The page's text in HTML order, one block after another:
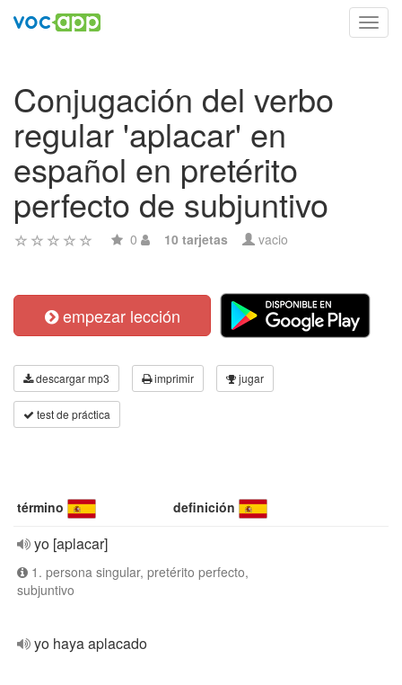
Conjugación del verbo
regular 'aplacar' en
español en pretérito
perfecto de subjuntivo
0 10 tarjetas vacio
empezar lección
descargar mp3 imprimir jugar
test de práctica
término definición
yo [aplacar]
1. persona singular, pretérito perfecto,
subjuntivo
yo haya aplacado